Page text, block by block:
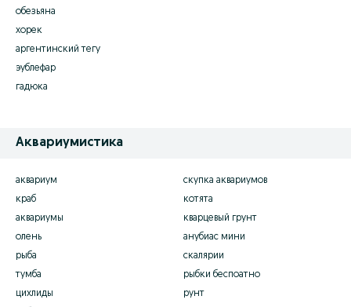
обезьяна
хорек
аргентинский тегу
эублефар
гадюка
Аквариумистика
аквариум
краб
аквариумы
олень
рыба
тумба
цихлиды
скупка аквариумов
котята
кварцевый грунт
анубиас мини
скалярии
рыбки беспоатно
рунт